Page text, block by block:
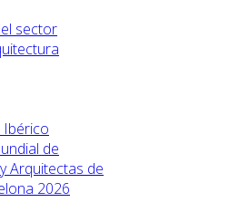
sector
de
Arquitectas de
2026